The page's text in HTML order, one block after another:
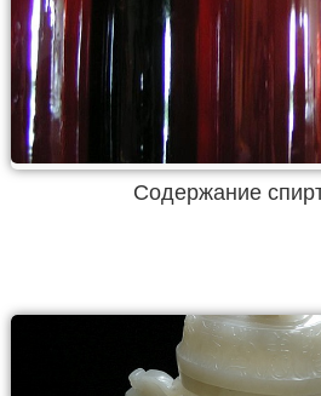
Содержание